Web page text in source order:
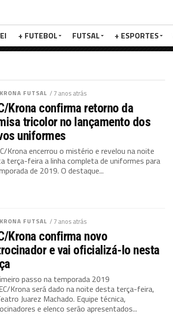
+ FUTEBOL FUTSAL + ESPORTES
FUTSAL / 7 anos atrás
Krona confirma retorno da
tricolor no lançamento dos
uniformes
Krona encerrou o mistério e revelou na noite
terça-feira a linha completa de uniformes para
de 2019. O destaque...
FUTSAL / 7 anos atrás
Krona confirma novo
e vai oficializá-lo nesta
passo na temporada 2019
Krona será dado na noite desta terça-feira,
Juarez Machado. Equipe técnica,
e elenco serão apresentados...